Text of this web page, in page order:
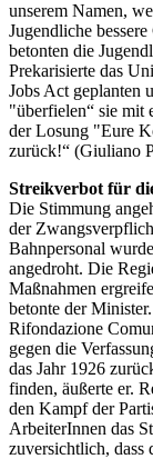
unserem Namen,
Jugendliche
betonten die
Prekarisierte das
Jobs Act geplanten
"überfielen“ sie mit
der Losung "Eure
zurück!“ (Giuliano
Streikverbot für
Die Stimmung
der
Bahnpersonal
angedroht. Die
Maßnahmen
betonte der
Rifondazione
gegen die
das Jahr 1926
finden, äußerte er.
den Kampf der
ArbeiterInnen das
zuversichtlich, dass